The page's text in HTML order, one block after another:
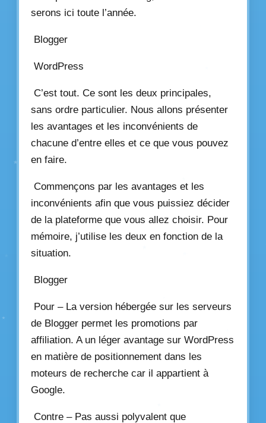
serons ici toute l’année.
Blogger
WordPress
C’est tout. Ce sont les deux principales,
sans ordre particulier. Nous allons présenter
les avantages et les inconvénients de
chacune d’entre elles et ce que vous pouvez
en faire.
Commençons par les avantages et les
inconvénients afin que vous puissiez décider
de la plateforme que vous allez choisir. Pour
mémoire, j’utilise les deux en fonction de la
situation.
Blogger
Pour – La version hébergée sur les serveurs
de Blogger permet les promotions par
affiliation. A un léger avantage sur WordPress
en matière de positionnement dans les
moteurs de recherche car il appartient à
Google.
Contre – Pas aussi polyvalent que